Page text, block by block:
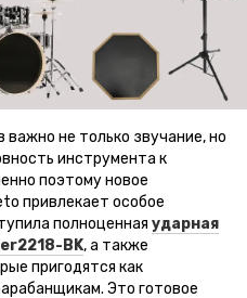
не только звучание, но
инструмента к
поэтому новое
привлекает особое
полноценная ударная
BK, а также
пригодятся как
Это готовое